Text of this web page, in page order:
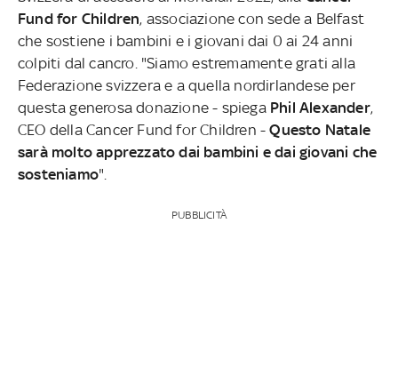
Fund for Children, associazione con sede a Belfast
che sostiene i bambini e i giovani dai 0 ai 24 anni
colpiti dal cancro. "Siamo estremamente grati alla
Federazione svizzera e a quella nordirlandese per
questa generosa donazione - spiega Phil Alexander,
CEO della Cancer Fund for Children -Questo Natale
sarà molto apprezzato dai bambini e dai giovani che
sosteniamo".
PUBBLICITÀ